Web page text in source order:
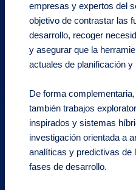
empresas y expertos del
objetivo de contrastar las
desarrollo, recoger
y asegurar que la
actuales de planificación
De forma
también trabajos
inspirados y sistemas
investigación orientada a
analíticas y predictivas de
fases de desarrollo.